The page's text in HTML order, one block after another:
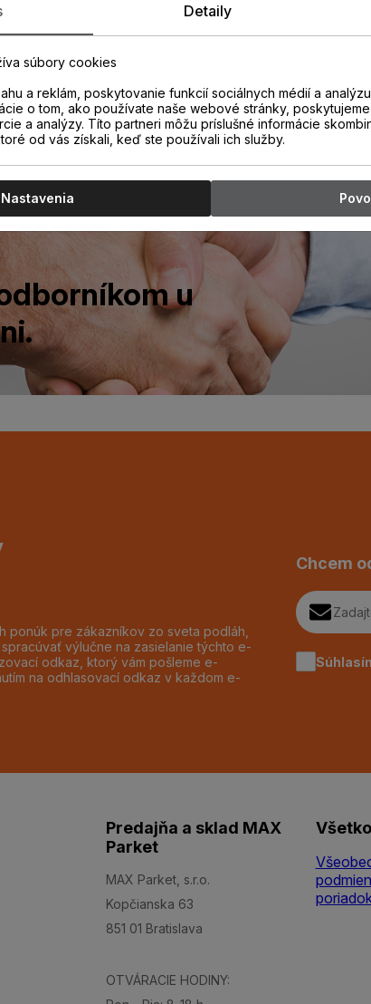
Zistite viac o
u
ponúk pre zákazníkov zo sveta podláh,
výlučne na zasielanie týchto e-
odkaz, ktorý vám pošleme e-
na odhlasovací odkaz v každom e-
Chcem
Predajňa a sklad MAX
Parket
MAX Parket, s.r.o.
Kopčianska 63
851 01 Bratislava
OTVÁRACIE HODINY:
Detaily
súbory cookies
a reklám, poskytovanie funkcií sociálnych médií a
o tom, ako používate naše webové stránky,
a analýzy. Títo partneri môžu príslušné informácie
od vás získali, keď ste používali ich služby.
Nastavenia